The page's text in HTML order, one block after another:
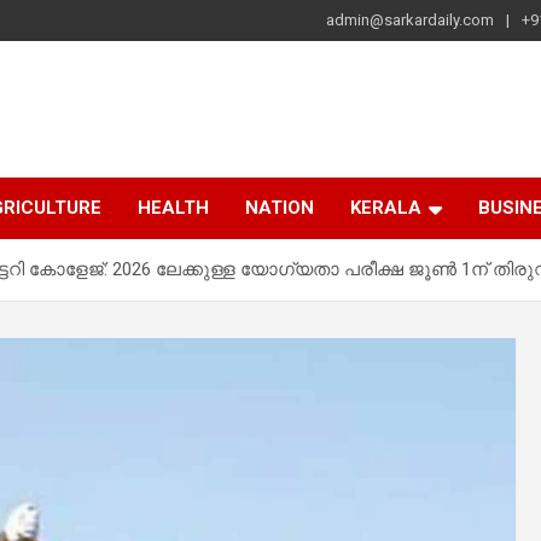
admin@sarkardaily.com
HEALTH NATION KERALA
കോളേജ്: 2026 ലേക്കുള്ള യോഗ്യതാ പരീക്ഷ ജൂൺ 1ന്